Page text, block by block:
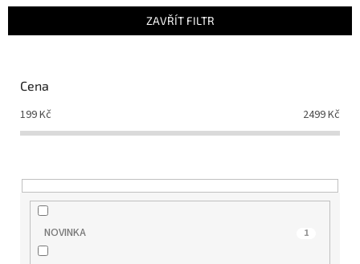
í
ZAVŘÍT FILTR
Cena
199Kč 2499Kč
NOVINKA 1